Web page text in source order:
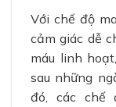
Với chế độ
cảm giác dễ
máu linh
sau những
đó, các chế